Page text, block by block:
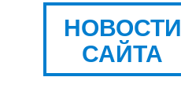
НОВОСТИ
САЙТА